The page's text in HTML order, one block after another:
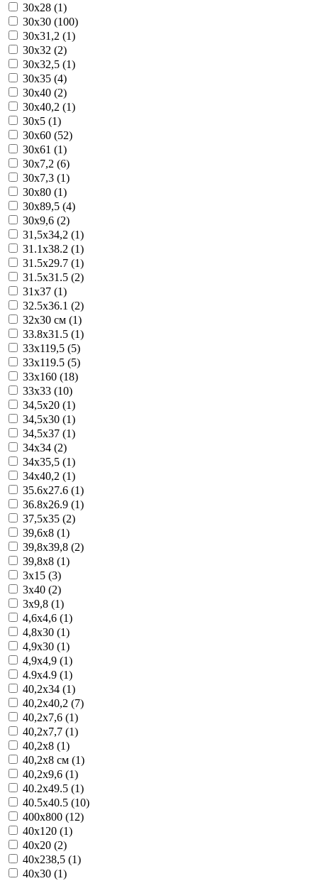
30x28 (1)
30x30 (100)
30x31,2 (1)
30x32 (2)
30x32,5 (1)
30x35 (4)
30x40 (2)
30x40,2 (1)
30x5 (1)
30x60 (52)
30x61 (1)
30x7,2 (6)
30x7,3 (1)
30x80 (1)
30x89,5 (4)
30x9,6 (2)
31,5x34,2 (1)
31.1x38.2 (1)
31.5x29.7 (1)
31.5x31.5 (2)
31x37 (1)
32.5x36.1 (2)
32x30 см (1)
33.8x31.5 (1)
33x119,5 (5)
33x119.5 (5)
33x160 (18)
33x33 (10)
34,5x20 (1)
34,5x30 (1)
34,5x37 (1)
34x34 (2)
34x35,5 (1)
34x40,2 (1)
35.6x27.6 (1)
36.8x26.9 (1)
37,5x35 (2)
39,6x8 (1)
39,8x39,8 (2)
39,8x8 (1)
3x15 (3)
3x40 (2)
3x9,8 (1)
4,6x4,6 (1)
4,8x30 (1)
4,9x30 (1)
4,9x4,9 (1)
4.9x4.9 (1)
40,2x34 (1)
40,2x40,2 (7)
40,2x7,6 (1)
40,2x7,7 (1)
40,2x8 (1)
40,2x8 см (1)
40,2x9,6 (1)
40.2x49.5 (1)
40.5x40.5 (10)
400x800 (12)
40x120 (1)
40x20 (2)
40x238,5 (1)
40x30 (1)